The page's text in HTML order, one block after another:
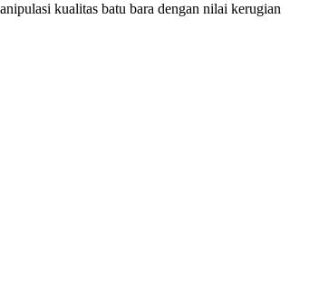
kualitas batu bara dengan nilai kerugian